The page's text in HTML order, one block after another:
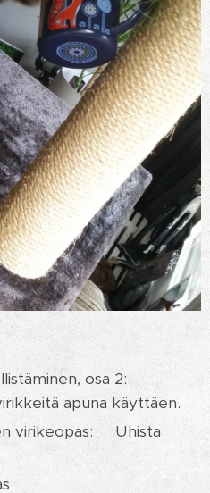
osa 2:
apuna käyttäen.
virikeopas: Uhista